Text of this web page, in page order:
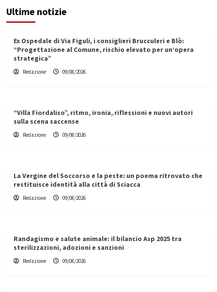
Ultime notizie
Ex Ospedale di Via Figuli, i consiglieri Brucculeri e Blò:
“Progettazione al Comune, rischio elevato per un’opera
strategica”
Redazione 09/08/2026
“Villa Fiordaliso”, ritmo, ironia, riflessioni e nuovi autori
sulla scena saccense
Redazione 09/08/2026
La Vergine del Soccorso e la peste: un poema ritrovato che
restituisce identità alla città di Sciacca
Redazione 09/08/2026
Randagismo e salute animale: il bilancio Asp 2025 tra
sterilizzazioni, adozioni e sanzioni
Redazione 09/08/2026